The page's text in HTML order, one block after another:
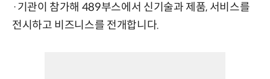
·기관이 참가해 489부스에서 신기술과 제품, 서비스를
전시하고 비즈니스를 전개합니다.